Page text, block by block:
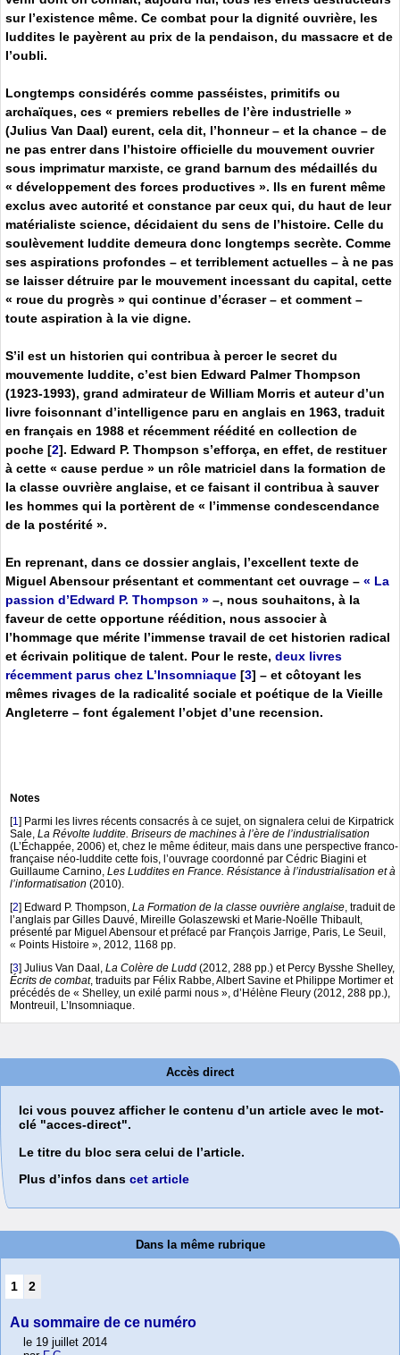
sur l’existence même. Ce combat pour la dignité ouvrière, les
luddites le payèrent au prix de la pendaison, du massacre et de
l’oubli.
Longtemps considérés comme passéistes, primitifs ou
archaïques, ces « premiers rebelles de l’ère industrielle »
(Julius Van Daal) eurent, cela dit, l’honneur – et la chance – de
ne pas entrer dans l’histoire officielle du mouvement ouvrier
sous imprimatur marxiste, ce grand barnum des médaillés du
« développement des forces productives ». Ils en furent même
exclus avec autorité et constance par ceux qui, du haut de leur
matérialiste science, décidaient du sens de l’histoire. Celle du
soulèvement luddite demeura donc longtemps secrète. Comme
ses aspirations profondes – et terriblement actuelles – à ne pas
se laisser détruire par le mouvement incessant du capital, cette
« roue du progrès » qui continue d’écraser – et comment –
toute aspiration à la vie digne.
S’il est un historien qui contribua à percer le secret du
mouvemente luddite, c’est bien Edward Palmer Thompson
(1923-1993), grand admirateur de William Morris et auteur d’un
livre foisonnant d’intelligence paru en anglais en 1963, traduit
en français en 1988 et récemment réédité en collection de
poche [2]. Edward P. Thompson s’efforça, en effet, de restituer
à cette « cause perdue » un rôle matriciel dans la formation de
la classe ouvrière anglaise, et ce faisant il contribua à sauver
les hommes qui la portèrent de « l’immense condescendance
de la postérité ».
En reprenant, dans ce dossier anglais, l’excellent texte de
Miguel Abensour présentant et commentant cet ouvrage – « La
passion d’Edward P. Thompson » –, nous souhaitons, à la
faveur de cette opportune réédition, nous associer à
l’hommage que mérite l’immense travail de cet historien radical
et écrivain politique de talent. Pour le reste, deux livres
récemment parus chez L’Insomniaque [3] – et côtoyant les
mêmes rivages de la radicalité sociale et poétique de la Vieille
Angleterre – font également l’objet d’une recension.
Notes
[1 ] Parmi les livres récents consacrés à ce sujet, on signalera celui de Kirpatrick
Sale, La Révolte luddite. Briseurs de machines à l’ère de l’industrialisation
(L’Échappée, 2006) et, chez le même éditeur, mais dans une perspective franco-
française néo-luddite cette fois, l’ouvrage coordonné par Cédric Biagini et
Guillaume Carnino, Les Luddites en France. Résistance à l’industrialisation et à
l’informatisation (2010).
[2] Edward P. Thompson, La Formation de la classe ouvrière anglaise , traduit de
l’anglais par Gilles Dauvé, Mireille Golaszewski et Marie-Noëlle Thibault,
présenté par Miguel Abensour et préfacé par François Jarrige, Paris, Le Seuil,
« Points Histoire », 2012, 1168 pp.
[3] Julius Van Daal, La Colère de Ludd (2012, 288 pp.) et Percy Bysshe Shelley,
Écrits de combat, traduits par Félix Rabbe, Albert Savine et Philippe Mortimer et
précédés de « Shelley, un exilé parmi nous », d’Hélène Fleury (2012, 288 pp.),
Montreuil, L’Insomniaque.
Accès direct
Ici vous pouvez afficher le contenu d’un article avec le mot-
clé "acces-direct".
Le titre du bloc sera celui de l’article.
Plus d’infos dans cet article
Dans la même rubrique
1 2
Au sommaire de ce numéro
le 19 juillet 2014